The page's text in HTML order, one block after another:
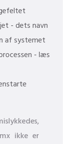
- dets navn
af ​​systemet
- læs
ikke er